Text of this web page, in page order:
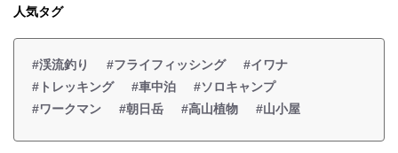
人気タグ
#渓流釣り #フライフィッシング
#イワナ
#トレッキング
#車中泊
#ソロキャンプ
#ワークマン
#朝日岳 #高山植物 #山小屋